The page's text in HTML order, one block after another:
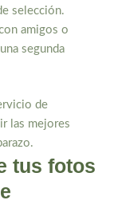
selección.
amigos o
segunda
de
las mejores
tus fotos